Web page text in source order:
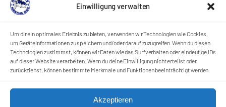
Einwilligung verwalten
Um dir ein optimales Erlebnis zu bieten, verwenden wir Technologien wie Cookies,
um Geräteinformationen zu speichern und/oder darauf zuzugreifen. Wenn du diesen
Technologien zustimmst, können wir Daten wie das Surfverhalten oder eindeutige IDs
auf dieser Website verarbeiten. Wenn du deine Einwilligung nicht erteilst oder
zurückziehst, können bestimmte Merkmale und Funktionen beeinträchtigt werden.
Akzeptieren